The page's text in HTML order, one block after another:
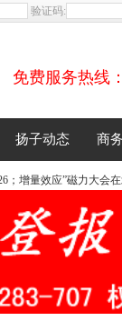
验证码:
免费服务热线
扬子动态 商
；增量效应”磁力大会